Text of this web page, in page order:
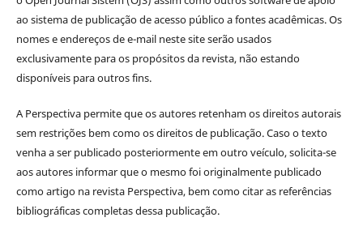
ao sistema de publicação de acesso público a fontes acadêmicas. Os
nomes e endereços de e-mail neste site serão usados
exclusivamente para os propósitos da revista, não estando
disponíveis para outros fins.
A Perspectiva permite que os autores retenham os direitos autorais
sem restrições bem como os direitos de publicação. Caso o texto
venha a ser publicado posteriormente em outro veículo, solicita-se
aos autores informar que o mesmo foi originalmente publicado
como artigo na revista Perspectiva, bem como citar as referências
bibliográficas completas dessa publicação.